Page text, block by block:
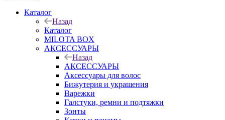
Каталог
Назад
Каталог
MILOTA BOX
АКСЕССУАРЫ
Назад
АКСЕССУАРЫ
Аксессуары для волос
Бижутерия и украшения
Варежки
Галстуки, ремни и подтяжки
Зонты